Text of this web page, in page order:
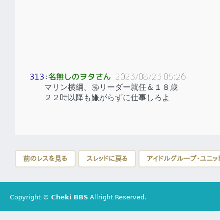
313 ：名無しのヲタさん 2023/08/23 05:26
マリン横綱、㊗リーダー就任＆１８歳
２２時以降も嫌がらずに仕事しろよ
前のレスを見る スレッドに戻る アイドルグループ・ユニ
Copyright © Cheki BBS Allright Reserved.